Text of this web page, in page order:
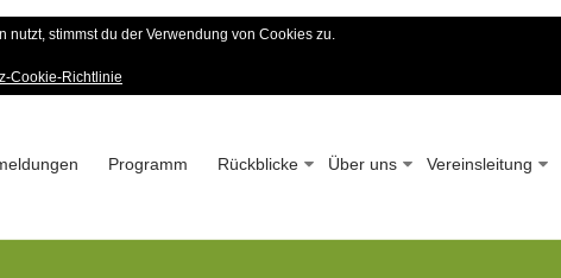
Verein
Programm Rückblicke Über uns Vereinsleitung
stimmst du der Verwendung von Cookies zu.
Cookie-Richtlinie